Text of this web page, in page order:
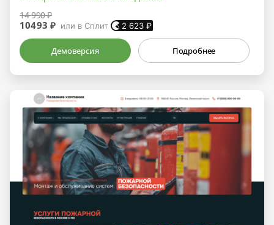
14 990 ₽
10493 ₽ или в Сплит 2 623 ₽
Демоверсия Подробнее